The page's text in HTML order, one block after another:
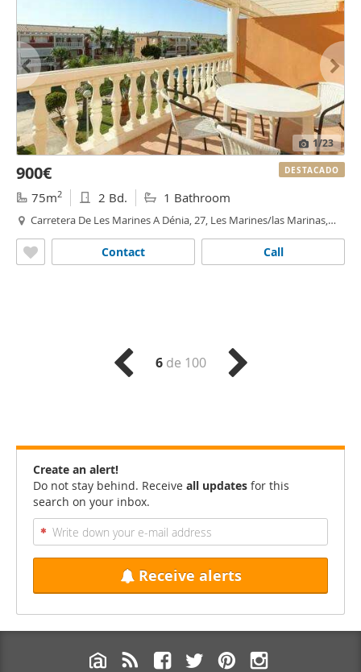
1/23
900€
75m2 2 Bd. 1 Bathroom
Carretera De Les Marines A Dénia, 27, Les Marines/las Marinas,
Call
Contact
DESTACADO
6de 100
Create an alert!
Do not stay behind. Receive all updates for this
search on your inbox.
Receive alerts